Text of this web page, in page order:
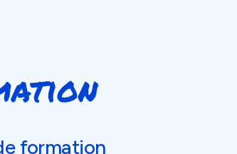
formation